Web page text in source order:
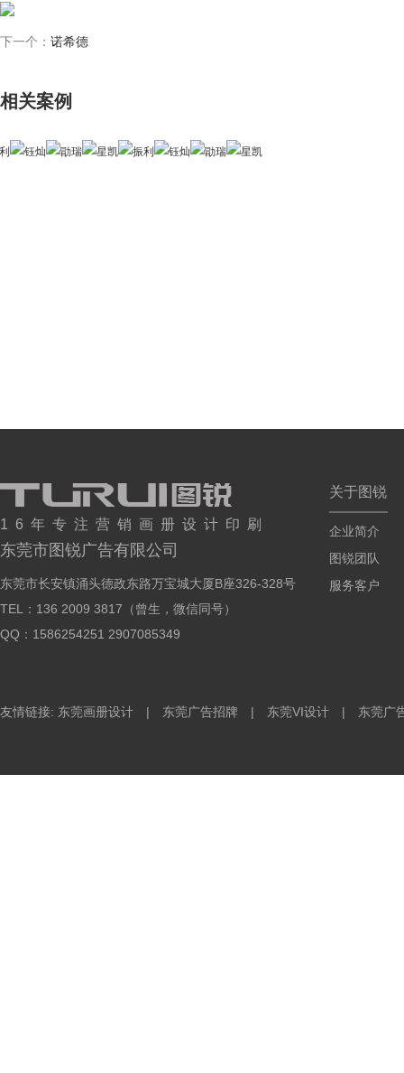
下一个： 诺希德
相关案例
16年专注营销画册设计印刷
东莞市图锐广告有限公司
东莞市长安镇涌头德政东路万宝城大厦B座326-328号
TEL：136 2009 3817（曾生，微信同号）
QQ：1586254251 2907085349
关于图锐
企业简介
图锐团队
服务客户
友情链接: 东莞画册设计 | 东莞广告招牌 | 东莞VI设计 | 东莞